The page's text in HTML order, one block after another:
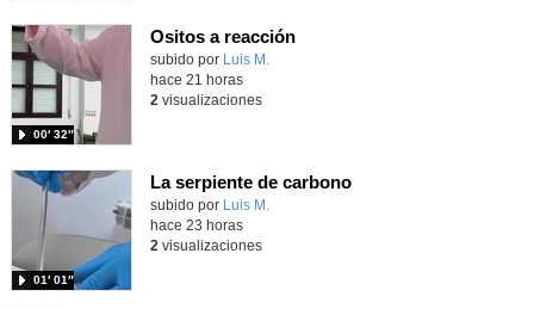
Ositos a reacción
Contenido educativo.
subido por Luis M.
00′ 32″
hace 21 horas
2 visualizaciones
La serpiente de carbono
Contenido educativo.
subido por Luis M.
01′ 01″
hace 23 horas
2 visualizaciones